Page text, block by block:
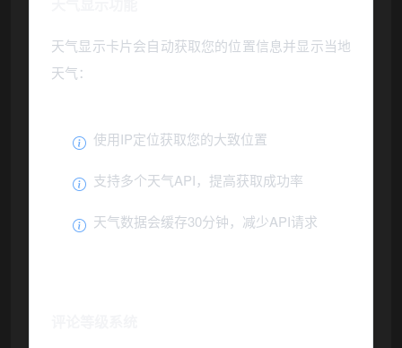
天气显示卡片会自动获取您的位置信息并显示当地
天气：
使用IP定位获取您的大致位置
支持多个天气API，提高获取成功率
天气数据会缓存30分钟，减少API请求